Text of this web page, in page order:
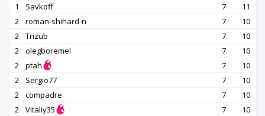
1
Savkoff 7
11
2
roman-shihard-n 7
10
2
Trizub 7
10
2
olegboremel 7
10
2
ptah 7
10
2
Sergio77 7
10
2
compadre 7
10
2
Vitaliy35 7
10